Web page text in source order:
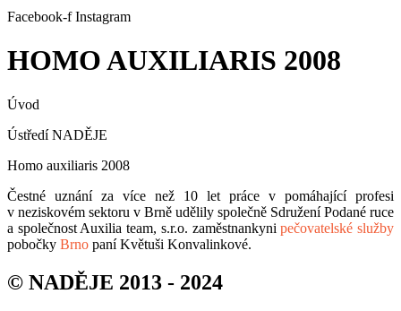
Facebook-f Instagram
HOMO AUXILIARIS 2008
Úvod
Ústředí NADĚJE
Homo auxiliaris 2008
Čestné uznání za více než 10 let práce v pomáhající profesi
v neziskovém sektoru v Brně udělily společně Sdružení Podané ruce
a společnost Auxilia team, s.r.o. zaměstnankynipečovatelské služby
pobočky Brno paní Květuši Konvalinkové.
© NADĚJE 2013 - 2024